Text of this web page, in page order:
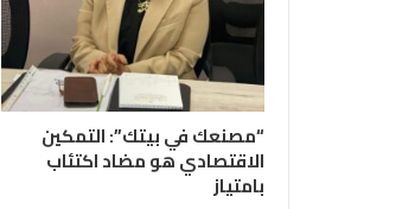
“مصنعك في بيتك”: التمكين
الاقتصادي هو مضاد اكتئاب
بامتياز